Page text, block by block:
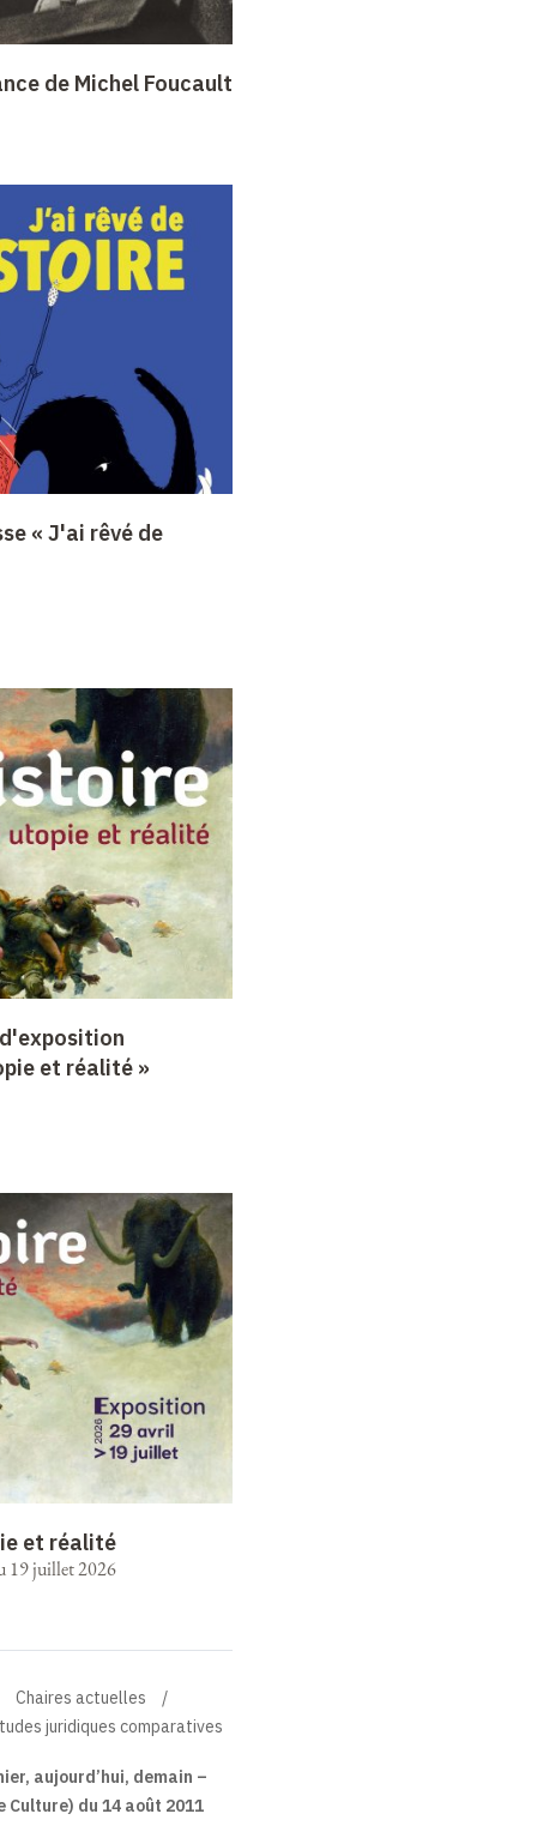
de Michel Foucault
« J'ai rêvé de
et réalité »
et réalité
19 juillet 2026
Chaires actuelles
juridiques comparatives
aujourd’hui, demain –
Culture) du 14 août 2011